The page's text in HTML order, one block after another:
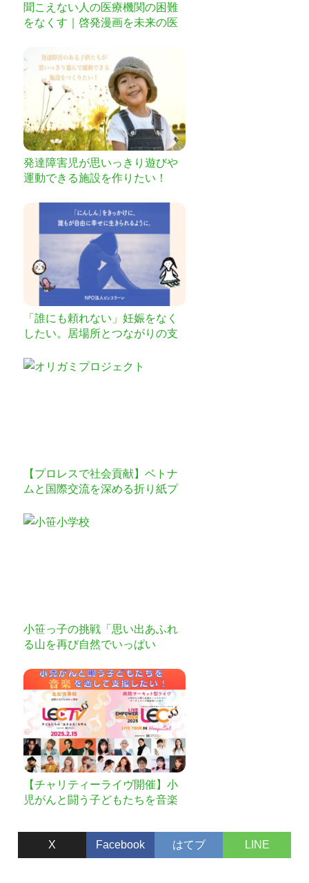
聞こえない人の医療機関の困難
をなくす｜啓発漫画を未来の医
発達障害児が思いっきり遊びや
運動できる施設を作りたい！
「誰にも頼れない」妊娠をなく
したい。居場所とつながりの支
【プロレスで社会貢献】ベトナ
ムと国際交流を深める折り紙プ
小笹っ子の挑戦「思い出あふれ
る山を再び自然でいっぱい
【チャリティーライヴ開催】小
児がんと闘う子どもたちを音楽
X Facebook はてブ LINE